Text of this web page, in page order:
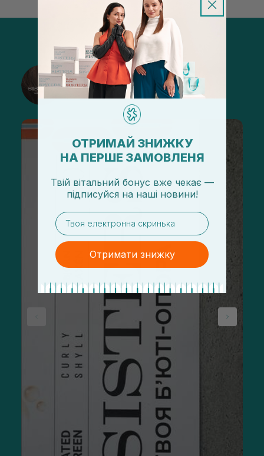
@sisters_stelmakh в Instagram
Підписатися
ОТРИМАЙ ЗНИЖКУ
НА ПЕРШЕ ЗАМОВЛЕНЯ
Твій вітальний бонус вже чекає —
підписуйся на наші новини!
email
Отримати знижку